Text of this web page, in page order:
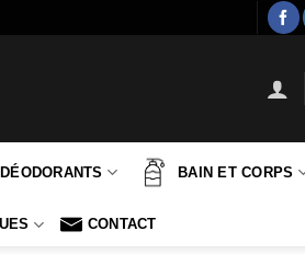
DÉODORANTS BAIN ET CORPS
CONTACT